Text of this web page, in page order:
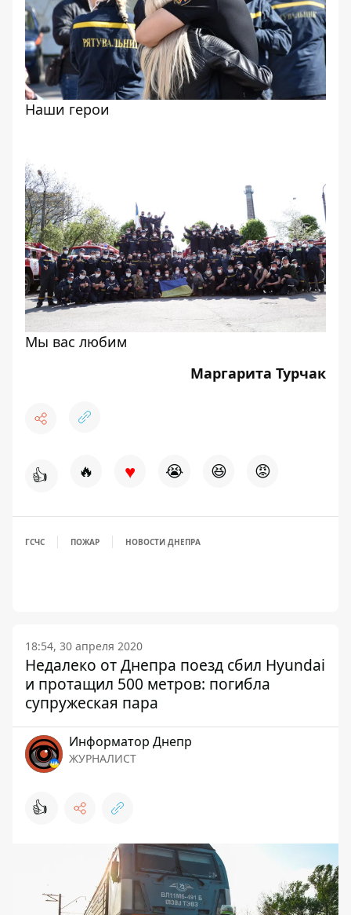
Наши герои
Мы вас любим
Маргарита Турчак
👍 🔥 ♥ 😭 😆 😡
ГСЧС ПОЖАР НОВОСТИ ДНЕПРА
18:54, 30 апреля 2020
Недалеко от Днепра поезд сбил Hyundai
и протащил 500 метров: погибла
супружеская пара
Информатор Днепр
ЖУРНАЛИСТ
👍